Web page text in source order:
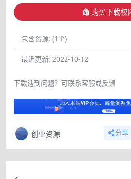
购买下载权
包含资源: (1个)
最近更新: 2022-10-12
下载遇到问题？可联系客服或反馈
创业资源 分享